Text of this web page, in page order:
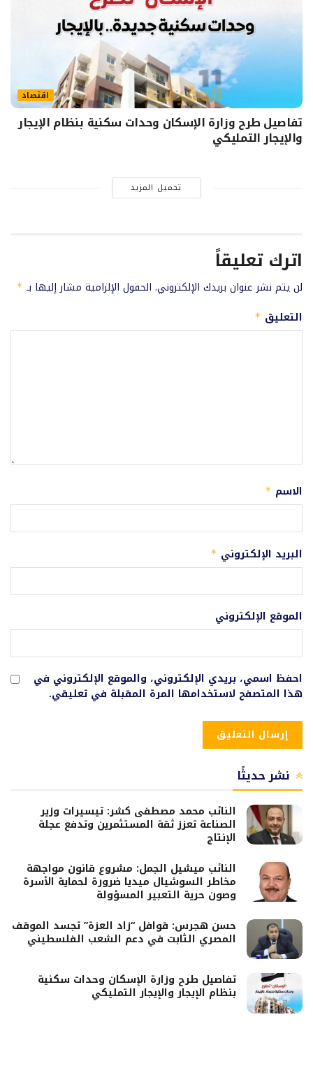
اقتصاد
تفاصيل طرح وزارة الإسكان وحدات سكنية بنظام الإيجار
والإيجار التمليكي
تحميل المزيد
اترك تعليقاً
لن يتم نشر عنوان بريدك الإلكتروني. الحقول الإلزامية مشار إليها بـ *
التعليق *
الاسم *
البريد الإلكتروني *
الموقع الإلكتروني
احفظ اسمي، بريدي الإلكتروني، والموقع الإلكتروني في
هذا المتصفح لاستخدامها المرة المقبلة في تعليقي.
نشر حديثًا
النائب محمد مصطفى كشر: تيسيرات وزير
الصناعة تعزز ثقة المستثمرين وتدفع عجلة
الإنتاج
النائب ميشيل الجمل: مشروع قانون مواجهة
مخاطر السوشيال ميديا ضرورة لحماية الأسرة
وصون حرية التعبير المسؤولة
حسن هجرس: قوافل “زاد العزة” تجسد الموقف
المصري الثابت في دعم الشعب الفلسطيني
تفاصيل طرح وزارة الإسكان وحدات سكنية
بنظام الإيجار والإيجار التمليكي